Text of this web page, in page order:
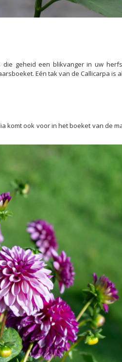
geheid een blikvanger in uw
Eén tak van de Callicarpa is
komt ook voor in het boeket van de